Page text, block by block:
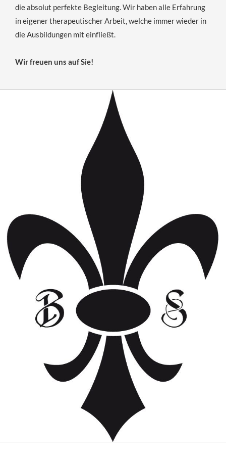
die absolut perfekte Begleitung. Wir haben alle Erfahrung
in eigener therapeutischer Arbeit, welche immer wieder in
die Ausbildungen mit einfließt.
Wir freuen uns auf Sie!